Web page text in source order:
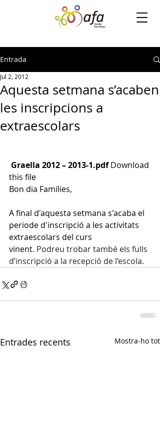
Entrada
Aquesta setmana s’acaben
les inscripcions a
extraescolars
Jul 2, 2012
Graella 2012 – 2013-1.pdf Download
this file
Bon dia Famílies,
A final d'aquesta setmana s'acaba el
periode d'inscripció a les activitats
extraescolars del curs
vinent. Podreu trobar també els fulls
d’inscripció a la recepció de l’escola.
Entrades recents Mostra-ho tot